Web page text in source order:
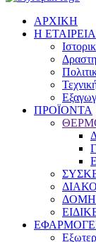
ΑΡΧΙΚΗ
Η ΕΤΑΙΡΕΙΑ
ΠΡΟΪΟΝΤΑ